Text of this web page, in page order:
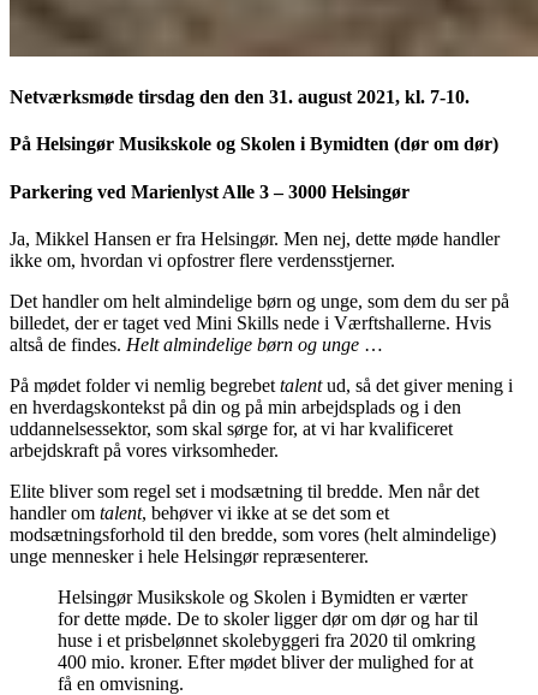
Netværksmøde tirsdag den den 31. august 2021, kl. 7-10.
På Helsingør Musikskole og Skolen i Bymidten (dør om dør)
Parkering ved Marienlyst Alle 3 – 3000 Helsingør
Ja, Mikkel Hansen er fra Helsingør. Men nej, dette møde handler
ikke om, hvordan vi opfostrer flere verdensstjerner.
Det handler om helt almindelige børn og unge, som dem du ser på
billedet, der er taget ved Mini Skills nede i Værftshallerne. Hvis
altså de findes. Helt almindelige børn og unge …
På mødet folder vi nemlig begrebet talentud, så det giver mening i
en hverdagskontekst på din og på min arbejdsplads og i den
uddannelsessektor, som skal sørge for, at vi har kvalificeret
arbejdskraft på vores virksomheder.
Elite bliver som regel set i modsætning til bredde. Men når det
handler om talent, behøver vi ikke at se det som et
modsætningsforhold til den bredde, som vores (helt almindelige)
unge mennesker i hele Helsingør repræsenterer.
Helsingør Musikskole og Skolen i Bymidten er værter
for dette møde. De to skoler ligger dør om dør og har til
huse i et prisbelønnet skolebyggeri fra 2020 til omkring
400 mio. kroner. Efter mødet bliver der mulighed for at
få en omvisning.